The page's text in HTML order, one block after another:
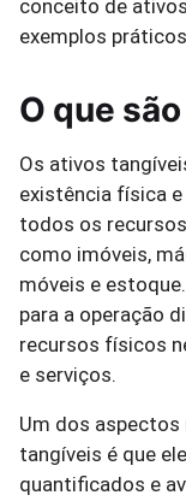
conceito de
exemplos
O que
Os ativos
existência física
todos os
como imóveis,
móveis e
para a operação
recursos físicos
e serviços.
Um dos
tangíveis é que
quantificados e